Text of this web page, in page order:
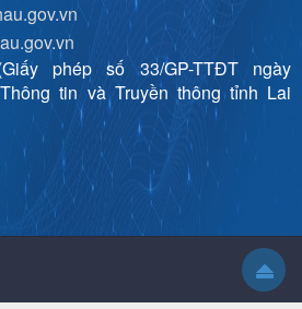
phép số 33/GP-TTĐT ngày
tin và Truyền thông tỉnh Lai